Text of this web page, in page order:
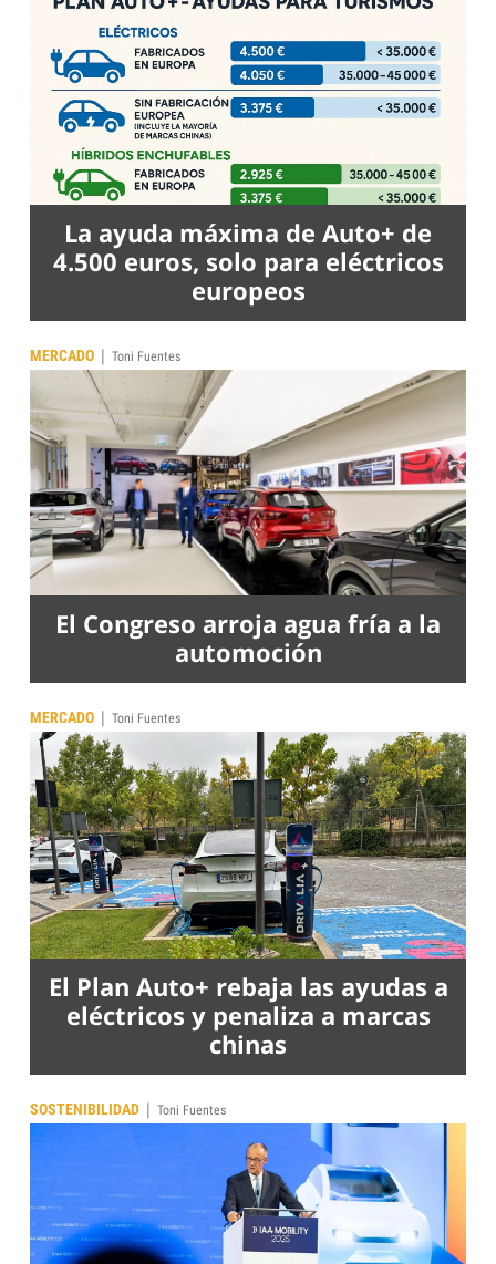
La ayuda máxima de Auto+ de
4.500 euros, solo para eléctricos
europeos
MERCADO | Toni Fuentes
El Congreso arroja agua fría a la
automoción
MERCADO | Toni Fuentes
El Plan Auto+ rebaja las ayudas a
eléctricos y penaliza a marcas
chinas
SOSTENIBILIDAD | Toni Fuentes